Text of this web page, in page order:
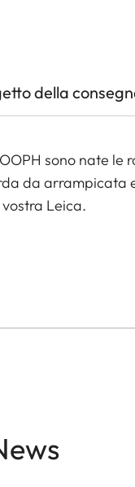
della
sono nate
da
Leica.